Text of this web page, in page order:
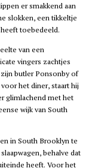
er smakkend aan
slokken, een tikkeltje
toebedeeld.
van een
vingers zachtjes
butler Ponsonby of
het diner, staart hij
glimlachend met het
wijk van South
in South Brooklyn te
behalve dat
heeft. Voor het